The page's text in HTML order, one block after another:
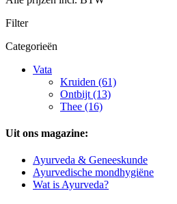
Filter
Categorieën
Vata
Kruiden (61)
Ontbijt (13)
Thee (16)
Uit ons magazine:
Ayurveda & Geneeskunde
Ayurvedische mondhygiëne
Wat is Ayurveda?